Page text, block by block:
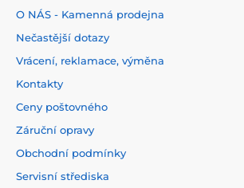
O NÁS - Kamenná prodejna
Nečastější dotazy
Vrácení, reklamace, výměna
Kontakty
Ceny poštovného
Záruční opravy
Obchodní podmínky
Servisní střediska